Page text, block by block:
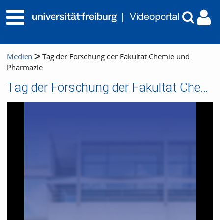
Medien
Tag der Forschung der Fakultät Chemie und
Pharmazie
Tag der Forschung der Fakultät Chemie und Pharmazie